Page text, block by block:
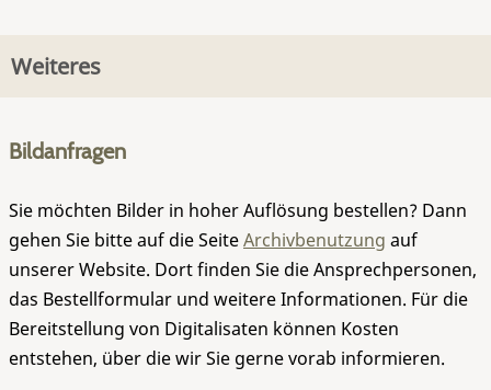
Weiteres
Bildanfragen
Sie möchten Bilder in hoher Auflösung bestellen? Dann
gehen Sie bitte auf die SeiteArchivbenutzung auf
unserer Website. Dort finden Sie die Ansprechpersonen,
das Bestellformular und weitere Informationen. Für die
Bereitstellung von Digitalisaten können Kosten
entstehen, über die wir Sie gerne vorab informieren.